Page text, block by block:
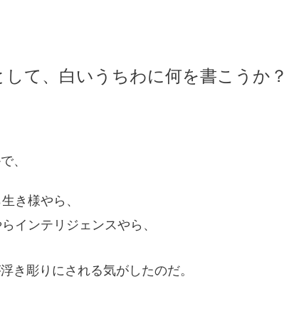
して、白いうちわに何を書こうか？
、
き様やら、
インテリジェンスやら、
き彫りにされる気がしたのだ。